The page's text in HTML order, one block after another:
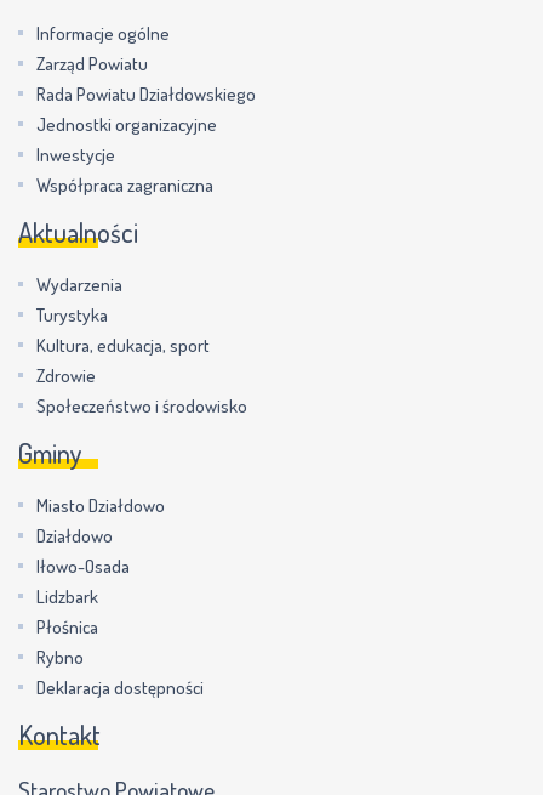
Informacje ogólne
Zarząd Powiatu
Rada Powiatu Działdowskiego
Jednostki organizacyjne
Inwestycje
Współpraca zagraniczna
Aktualności
Wydarzenia
Turystyka
Kultura, edukacja, sport
Zdrowie
Społeczeństwo i środowisko
Gminy
Miasto Działdowo
Działdowo
Iłowo-Osada
Lidzbark
Płośnica
Rybno
Deklaracja dostępności
Kontakt